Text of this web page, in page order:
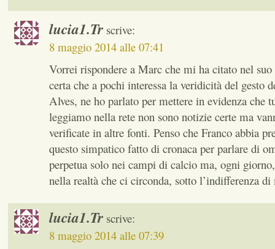
lucia1.Tr scrive:
8 maggio 2014 alle 07:41
Vorrei rispondere a Marc che mi ha citato nel
certa che a pochi interessa la veridicità del gesto
Alves, ne ho parlato per mettere in evidenza che
leggiamo nella rete non sono notizie certe ma
verificate in altre fonti. Penso che Franco abbia
questo simpatico fatto di cronaca per parlare di
perpetua solo nei campi di calcio ma, ogni
nella realtà che ci circonda, sotto l’indifferenza
lucia1.Tr scrive:
8 maggio 2014 alle 07:39